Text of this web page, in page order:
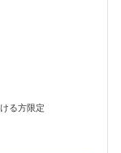
る方限定